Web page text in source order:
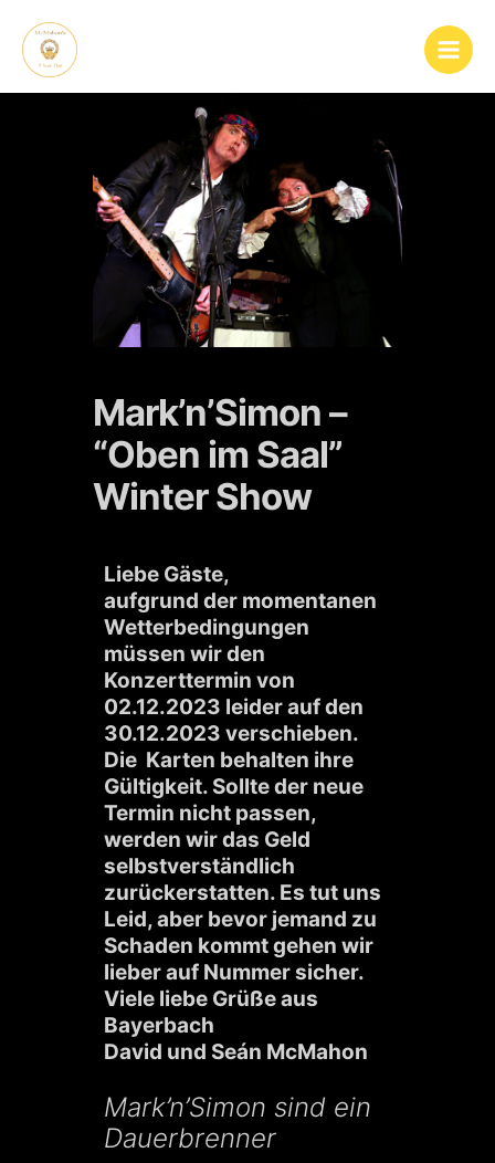
Mark’n’Simon –
“Oben im Saal”
Winter Show
Liebe Gäste,
aufgrund der momentanen
Wetterbedingungen
müssen wir den
Konzerttermin von
02.12.2023 leider auf den
30.12.2023 verschieben.
Die Karten behalten ihre
Gültigkeit. Sollte der neue
Termin nicht passen,
werden wir das Geld
selbstverständlich
zurückerstatten. Es tut uns
Leid, aber bevor jemand zu
Schaden kommt gehen wir
lieber auf Nummer sicher.
Viele liebe Grüße aus
Bayerbach
David und Seán McMahon
Mark’n’Simon sind ein
Dauerbrenner